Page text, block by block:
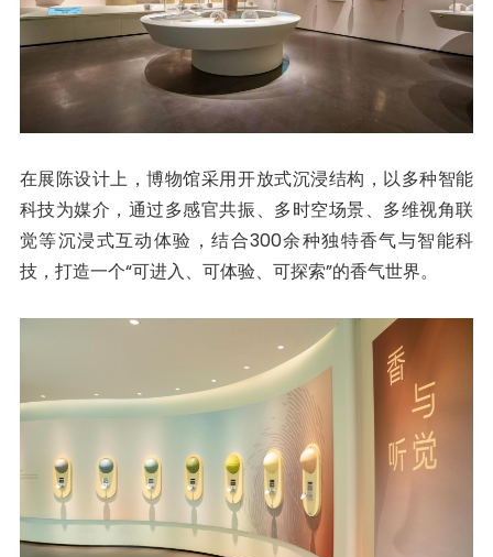
在展陈设计上，博物馆采用开放式沉浸结构，以多种智能
科技为媒介，通过多感官共振、多时空场景、多维视角联
觉等沉浸式互动体验，结合300余种独特香气与智能科
技，打造一个“可进入、可体验、可探索”的香气世界。